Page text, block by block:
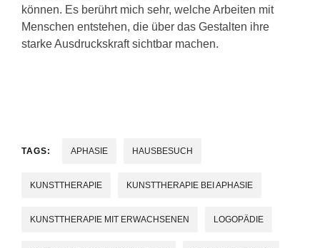
können. Es berührt mich sehr, welche Arbeiten mit
Menschen entstehen, die über das Gestalten ihre
starke Ausdruckskraft sichtbar machen.
TAGS: APHASIE HAUSBESUCH
KUNSTTHERAPIE KUNSTTHERAPIE BEI APHASIE
KUNSTTHERAPIE MIT ERWACHSENEN LOGOPÄDIE